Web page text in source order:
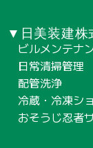
▼日美装建株
ビルメンテナ
日常清掃管理
配管洗浄
冷蔵・冷凍シ
おそうじ忍者